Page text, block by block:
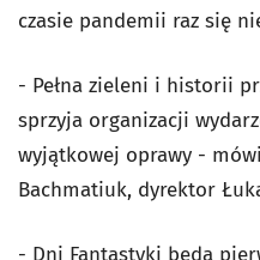
czasie pandemii raz się
- Pełna zieleni i historii
sprzyja organizacji
wyjątkowej oprawy -
Bachmatiuk, dyrektor
- Dni Fantastyki będą